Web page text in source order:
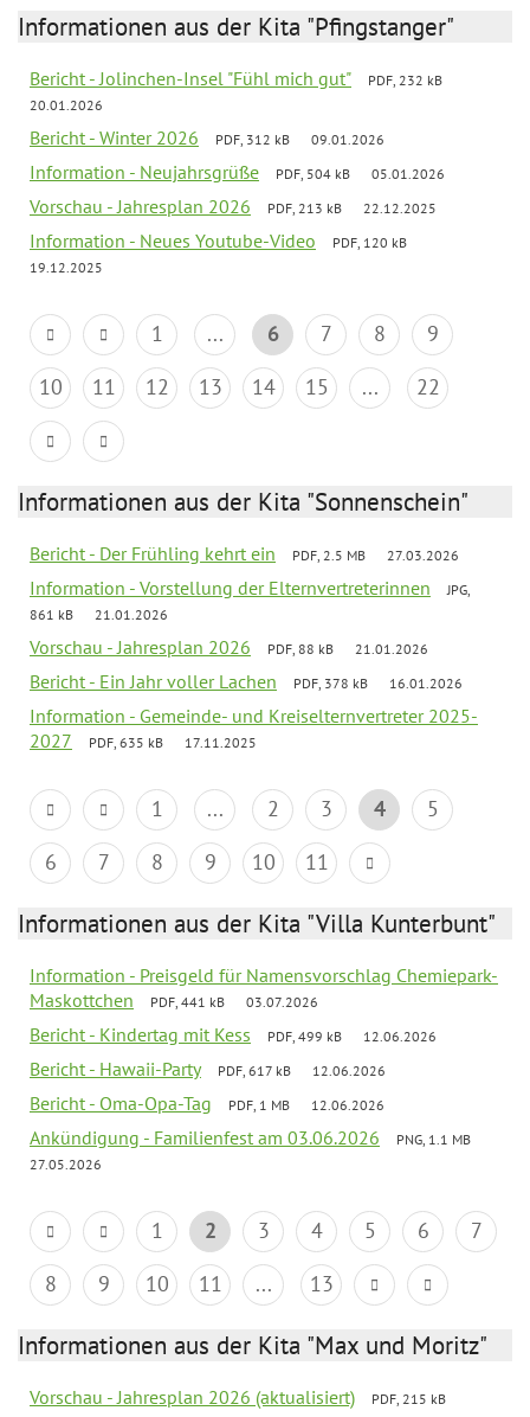
Informationen aus der Kita "Pfingstanger"
Bericht - Jolinchen-Insel "Fühl mich gut"
PDF, 232 kB
20.01.2026
Bericht - Winter 2026 PDF, 312 kB 09.01.2026
Information - Neujahrsgrüße PDF, 504 kB 05.01.2026
Vorschau - Jahresplan 2026 PDF, 213 kB 22.12.2025
Information - Neues Youtube-Video
PDF, 120 kB
19.12.2025
1 ... 6 7 8
9
10
11 12 13 14 15 ... 22
Informationen aus der Kita "Sonnenschein"
Bericht - Der Frühling kehrt ein PDF, 2.5 MB 27.03.2026
Information - Vorstellung der Elternvertreterinnen
JPG,
861 kB
21.01.2026
Vorschau - Jahresplan 2026 PDF, 88 kB 21.01.2026
Bericht - Ein Jahr voller Lachen PDF, 378 kB 16.01.2026
Information - Gemeinde- und Kreiselternvertreter 2025-
2027
PDF, 635 kB 17.11.2025
1 ... 2 3 4
5
6
7 8 9 10 11
Informationen aus der Kita "Villa Kunterbunt"
Information - Preisgeld für Namensvorschlag Chemiepark-
Maskottchen
PDF, 441 kB 03.07.2026
Bericht - Kindertag mit Kess PDF, 499 kB 12.06.2026
Bericht - Hawaii-Party PDF, 617 kB 12.06.2026
Bericht - Oma-Opa-Tag PDF, 1 MB 12.06.2026
Ankündigung - Familienfest am 03.06.2026
PNG, 1.1 MB
27.05.2026
1 2 3 4 5 6
7
8
9 10 11 ... 13
Informationen aus der Kita "Max und Moritz"
Vorschau - Jahresplan 2026 (aktualisiert)
PDF, 215 kB